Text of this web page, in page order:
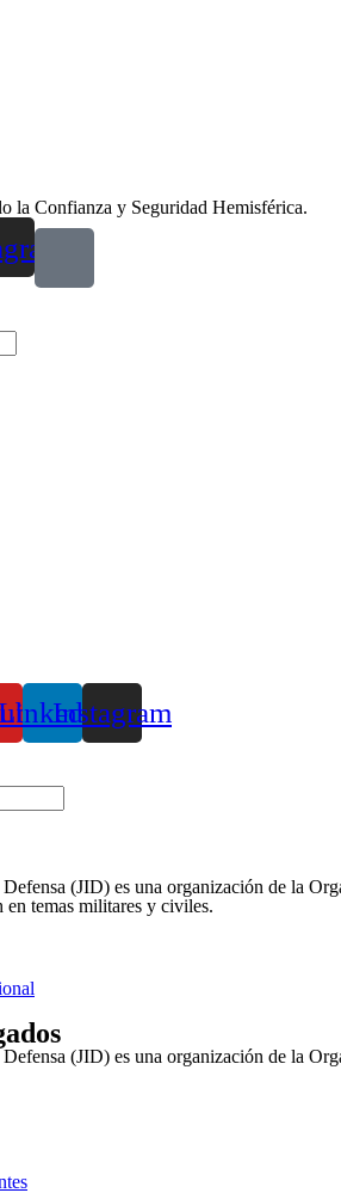
la Confianza y Seguridad Hemisférica.
Instagram
(JID) es una organización de la
temas militares y civiles.
(JID) es una organización de la